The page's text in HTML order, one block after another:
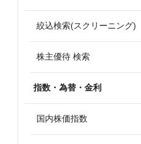
絞込検索(スクリーニング)
株主優待 検索
指数・為替・金利
国内株価指数